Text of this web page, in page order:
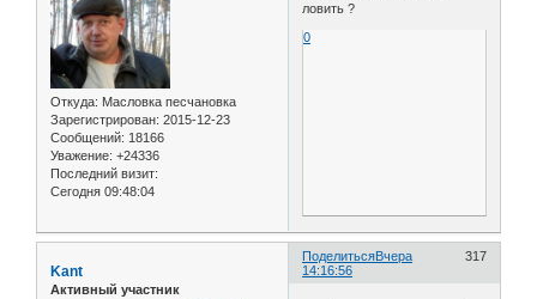
Откуда: Масловка песчановка
Зарегистрирован: 2015-12-23
Сообщений: 18166
Уважение: +24336
Последний визит:
Сегодня 09:48:04
ловить ?
0
Поделиться 317
Вчера
14:16:56
Kant
Активный участник